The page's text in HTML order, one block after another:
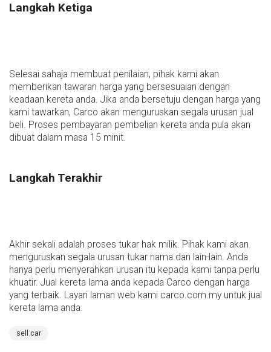
Langkah Ketiga
Selesai sahaja membuat penilaian, pihak kami akan
memberikan tawaran harga yang bersesuaian dengan
keadaan kereta anda. Jika anda bersetuju dengan harga yang
kami tawarkan, Carco akan menguruskan segala urusan jual
beli. Proses pembayaran pembelian kereta anda pula akan
dibuat dalam masa 15 minit.
Langkah Terakhir
Akhir sekali adalah proses tukar hak milik. Pihak kami akan
menguruskan segala urusan tukar nama dan lain-lain. Anda
hanya perlu menyerahkan urusan itu kepada kami tanpa perlu
khuatir. Jual kereta lama anda kepada Carco dengan harga
yang terbaik. Layari laman web kami carco.com.my untuk jual
kereta lama anda.
sell car